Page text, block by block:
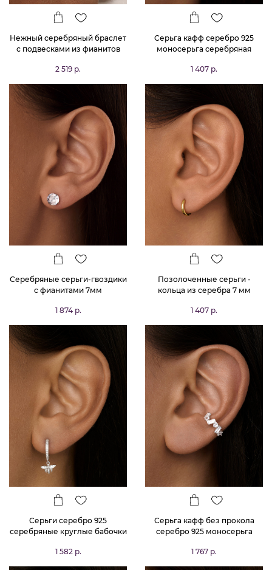
Нежный серебряный браслет
с подвесками из фианитов
2 519 р.
Серьга кафф серебро 925
моносерьга серебряная
1 407 р.
Серебряные серьги-гвоздики
с фианитами 7мм
1 874 р.
Позолоченные серьги -
кольца из серебра 7 мм
1 407 р.
Серьги серебро 925
серебряные круглые бабочки
1 582 р.
Серьга кафф без прокола
серебро 925 моносерьга
1 767 р.